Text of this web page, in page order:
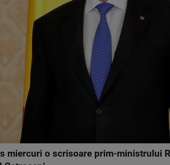
miercuri o scrisoare prim-ministrului